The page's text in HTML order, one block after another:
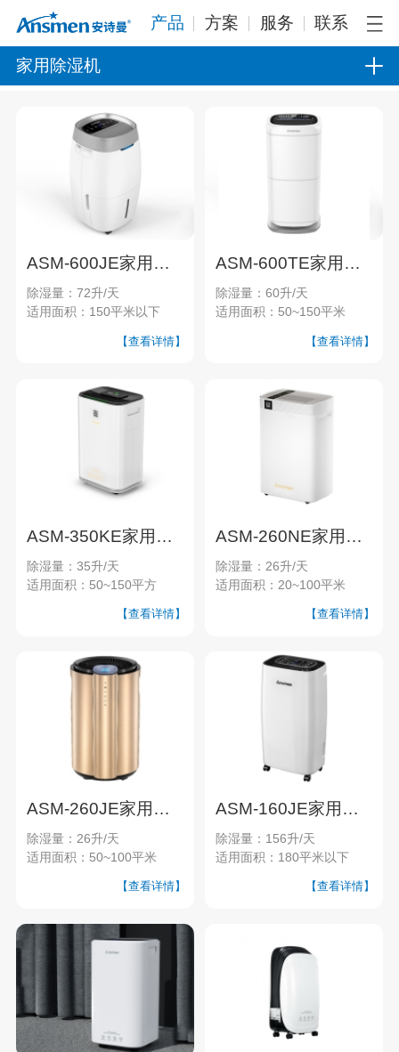
产品 方案 服务 联系
家用除湿机
ASM-600JE家用除湿机
除湿量：72升/天
适用面积：150平米以下
【查看详情】
ASM-600TE家用除湿机
除湿量：60升/天
适用面积：50~150平米
【查看详情】
ASM-350KE家用除湿机
除湿量：35升/天
适用面积：50~150平方
【查看详情】
ASM-260NE家用除湿机
除湿量：26升/天
适用面积：20~100平米
【查看详情】
ASM-260JE家用除湿机
除湿量：26升/天
适用面积：50~100平米
【查看详情】
ASM-160JE家用除湿机
除湿量：156升/天
适用面积：180平米以下
【查看详情】